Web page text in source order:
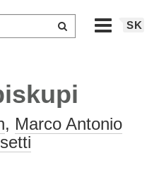
SK
, Marco Antonio